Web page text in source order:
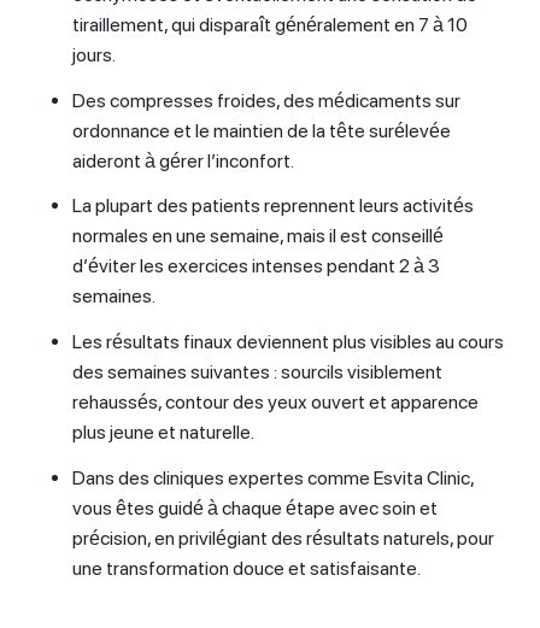
tiraillement, qui disparaît généralement en 7 à 10
jours.
Des compresses froides, des médicaments sur
ordonnance et le maintien de la tête surélevée
aideront à gérer l’inconfort.
La plupart des patients reprennent leurs activités
normales en une semaine, mais il est conseillé
d’éviter les exercices intenses pendant 2 à 3
semaines.
Les résultats finaux deviennent plus visibles au cours
des semaines suivantes : sourcils visiblement
rehaussés, contour des yeux ouvert et apparence
plus jeune et naturelle.
Dans des cliniques expertes comme Esvita Clinic,
vous êtes guidé à chaque étape avec soin et
précision, en privilégiant des résultats naturels, pour
une transformation douce et satisfaisante.